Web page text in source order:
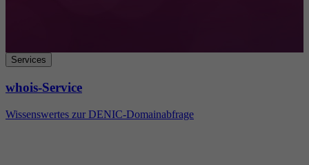
Services
whois-Service
Wissenswertes zur DENIC-Domainabfrage